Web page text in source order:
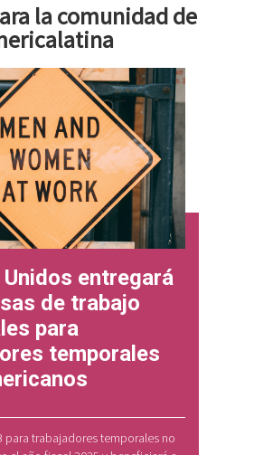
la comunidad de
entregará
de trabajo
para
temporales
para trabajadores temporales no